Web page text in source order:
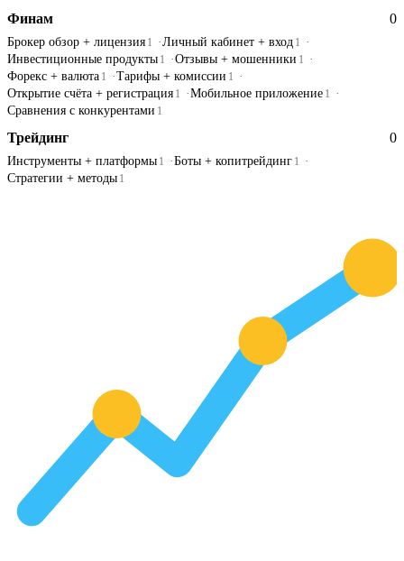
Финам 0
Брокер обзор + лицензия 1 Личный кабинет + вход 1
Инвестиционные продукты 1 Отзывы + мошенники 1
Форекс + валюта 1 Тарифы + комиссии 1
Открытие счёта + регистрация 1 Мобильное приложение 1
Сравнения с конкурентами 1
Трейдинг 0
Инструменты + платформы 1 Боты + копитрейдинг 1
Стратегии + методы 1